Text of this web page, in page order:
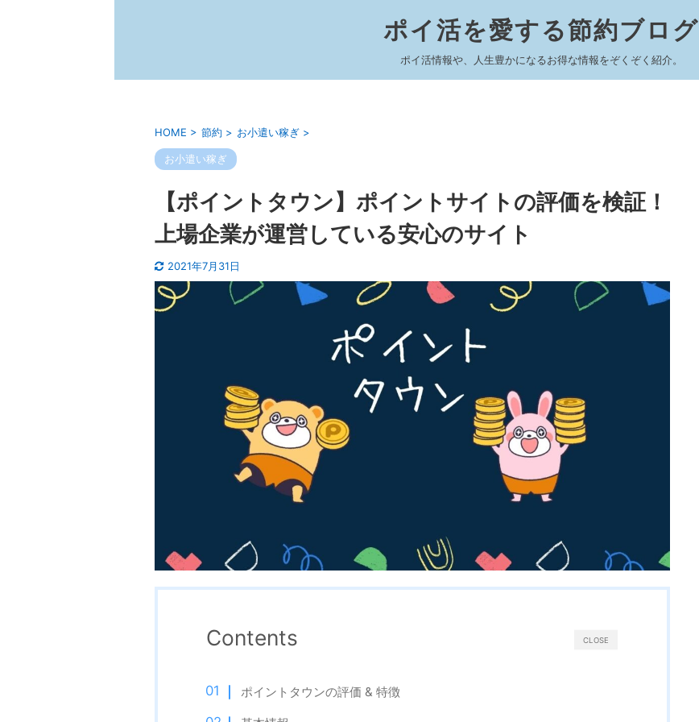
ポイ活を愛する節約ブログ
ポイ活情報や、人生豊かになるお得な情報をぞくぞく紹介。
HOME > 節約 > お小遣い稼ぎ >
お小遣い稼ぎ
【ポイントタウン】ポイントサイトの評価を検証！
上場企業が運営している安心のサイト
2021年7月31日
CLOSE
Contents
ポイントタウンの評価 & 特徴